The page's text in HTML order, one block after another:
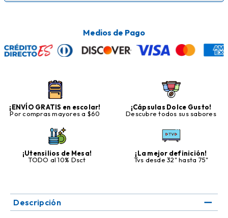
Medios de Pago
¡ENVÍO GRATIS en escolar!
Por compras mayores a $60
¡Cápsulas Dolce Gusto!
Descubre todos sus sabores
¡Utensilios de Mesa!
TODO al 10% Dsct
¡La mejor definición!
Tvs desde 32" hasta 75"
Descripción